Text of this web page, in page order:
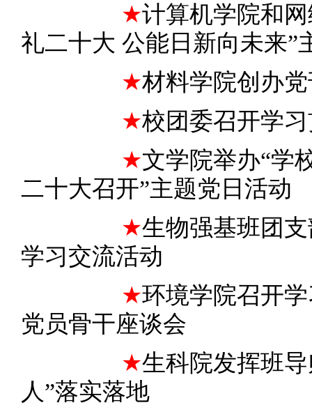
★计算机学院和
礼二十大 公能日新向未来”
★材料学院创办
★校团委召开学
★文学院举办“学
二十大召开”主题党日活动
★生物强基班团
学习交流活动
★环境学院召开
党员骨干座谈会
★生科院发挥班
人”落实落地